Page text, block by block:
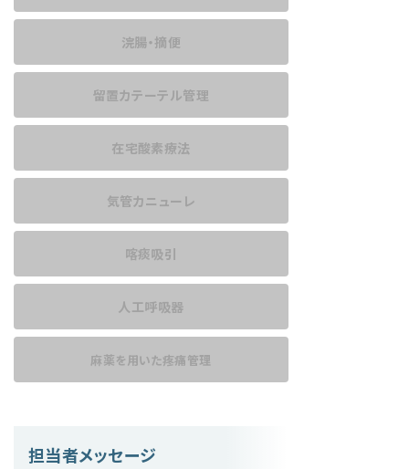
浣腸・摘便
留置カテーテル管理
在宅酸素療法
気管カニューレ
喀痰吸引
人工呼吸器
麻薬を用いた疼痛管理
担当者メッセージ